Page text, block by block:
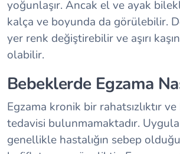
yoğunlaşır. Ancak el ve ayak
kalça ve boyunda da görülebilir.
yer renk değiştirebilir ve aşırı
olabilir.
Bebeklerde Egzama
Egzama kronik bir rahatsızlıktır
tedavisi bulunmamaktadır.
genellikle hastalığın sebep